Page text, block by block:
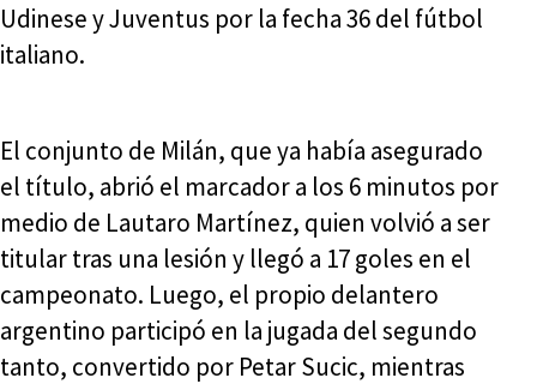
Udinese y Juventus por la fecha 36 del fútbol
italiano.
El conjunto de Milán, que ya había asegurado
el título, abrió el marcador a los 6 minutos por
medio de Lautaro Martínez, quien volvió a ser
titular tras una lesión y llegó a 17 goles en el
campeonato. Luego, el propio delantero
argentino participó en la jugada del segundo
tanto, convertido por Petar Sucic, mientras